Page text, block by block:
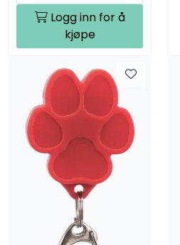
Logg inn for å
kjøpe